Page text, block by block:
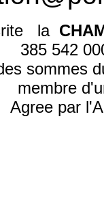
la
385 542
sommes
membre
Agree par